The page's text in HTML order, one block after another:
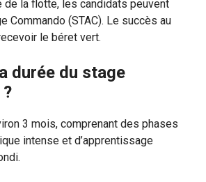
de la flotte, les candidats peuvent
Commando (STAC). Le succès au
le béret vert.
durée du stage
3 mois, comprenant des phases
intense et d’apprentissage